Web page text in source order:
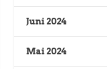
Juni 2024
Mai 2024